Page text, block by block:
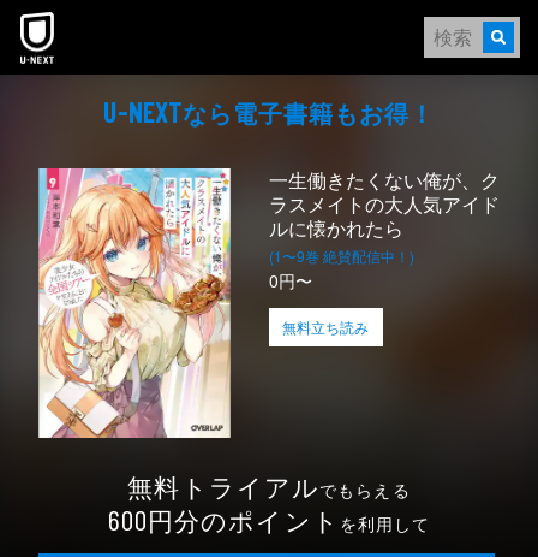
本文へスキップ
U-NEXTなら電⼦書籍もお得！
一生働きたくない俺が、ク
ラスメイトの大人気アイド
ルに懐かれたら
(1〜9巻 絶賛配信中！)
0円〜
無料立ち読み
無料トライアルでもらえる
600円分のポイント を利用して